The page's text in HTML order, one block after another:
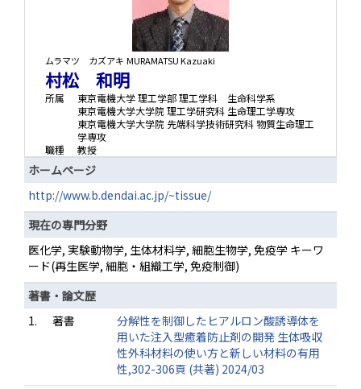
ムラマツ カズアキ MURAMATSU Kazuaki
村松 和明
所属
東京電機大学 理工学部 理工学科 生命科学系
東京電機大学大学院 理工学研究科 生命理工学専攻
東京電機大学大学院 先端科学技術研究科 物質生命理工
学専攻
職種
教授
ホームページ
http://www.b.dendai.ac.jp/~tissue/
現在の専門分野
医化学, 実験動物学, 生体材料学, 細胞生物学, 免疫学 キーワ
ード(再生医学, 細胞・組織工学, 免疫制御)
著書・論文歴
1.
著書
分解性を制御したヒアルロン酸誘導体を
用いた注入型癒着防止剤の開発 生体吸収
性外科材料の使い方と新しい材料の有用
性,302-306頁 (共著) 2024/03